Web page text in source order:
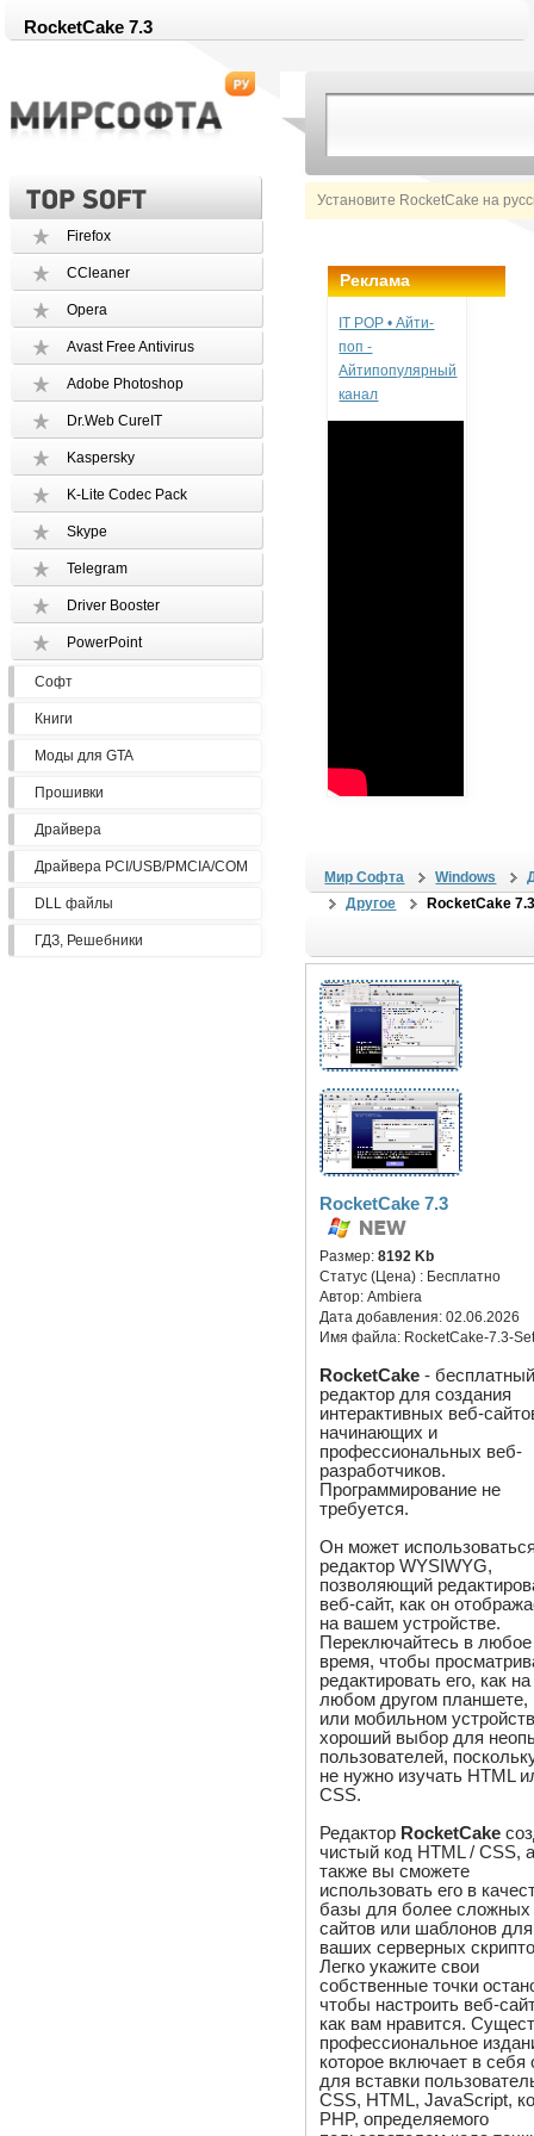
RocketCake 7.3
Установите RocketCake на
Firefox
CCleaner
Opera
Avast Free Antivirus
Adobe Photoshop
Dr.Web CureIT
Kaspersky
K-Lite Codec Pack
Skype
Telegram
Driver Booster
PowerPoint
Софт
Книги
Моды для GTA
Прошивки
Драйвера
Драйвера PCI/USB/PMCIA/COM
DLL файлы
ГДЗ, Решебники
Реклама
IT POP • Айти-
поп -
Айтипопулярный
канал
Мир Софта Windows
Другое
RocketCake
RocketCake 7.3
Размер:8192 Kb
Статус (Цена) : Бесплатно
Автор:Ambiera
Дата добавления:02.06.2026
Имя файла: RocketCake-7.3-
RocketCake -
редактор для создания
интерактивных веб-
начинающих и
профессиональных веб-
разработчиков.
Программирование не
требуется.
Он может
редактор WYSIWYG,
позволяющий
веб-сайт, как он
на вашем устройстве.
Переключайтесь в любое
время, чтобы
редактировать его, как на
любом другом
или мобильном
хороший выбор для
пользователей,
не нужно изучать HTML
CSS.
Редактор RocketCake
чистый код HTML / CSS,
также вы сможете
использовать его в
базы для более сложных
сайтов или шаблонов для
ваших серверных
Легко укажите свои
собственные точки
чтобы настроить веб-
как вам нравится.
профессиональное
которое включает в себя
для вставки
CSS, HTML, JavaScript,
PHP, определяемого